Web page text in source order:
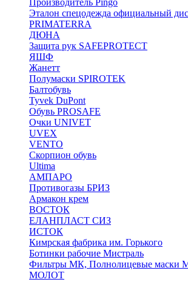
Производитель Pingo
Эталон спецодежда официальный
PRIMATERRA
ДЮНА
Защита рук SAFEPROTECT
ЯШФ
Жанетт
Полумаски SPIROTEK
Балтобувь
Tyvek DuPont
Обувь PROSAFE
Очки UNIVET
UVEX
VENTO
Скорпион обувь
Ultima
АМПАРО
Противогазы БРИЗ
Армакон крем
ВОСТОК
ЕЛАНПЛАСТ СИЗ
ИСТОК
Кимрская фабрика им. Горького
Ботинки рабочие Мистраль
Фильтры МК, Полнолицевые маски
МОЛОТ